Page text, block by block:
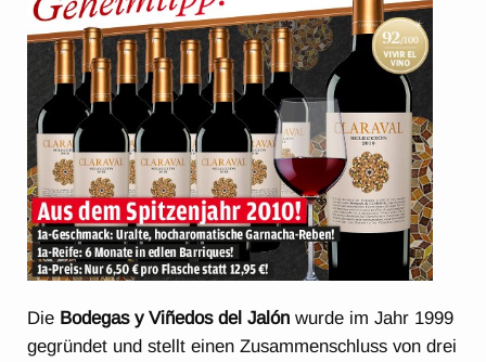
Die Bodegas y Viñedos del Jalón wurde im Jahr 1999
gegründet und stellt einen Zusammenschluss von drei